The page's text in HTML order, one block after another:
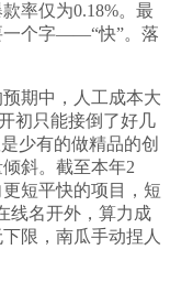
率仅为0.18%。最
一个字——“快”。落
期中，人工成本大
初只能接倒了好几
少有的做精品的创
斜。截至本年2
短平快的项目，短
线名开外，算力成
限，南瓜手动捏人